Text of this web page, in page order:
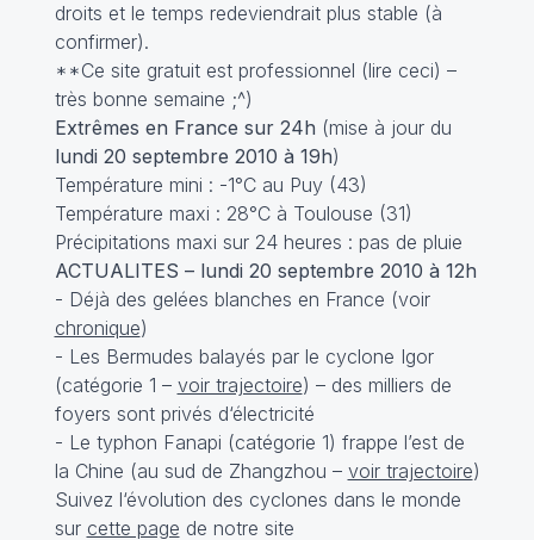
droits et le temps redeviendrait plus stable (à
confirmer).
**Ce site gratuit est professionnel (lire ceci) –
très bonne semaine ;^)
Extrêmes en France sur 24h (mise à jour du
lundi 20 septembre 2010 à 19h)
Température mini : -1°C au Puy (43)
Température maxi : 28°C à Toulouse (31)
Précipitations maxi sur 24 heures : pas de pluie
ACTUALITES – lundi 20 septembre 2010 à 12h
- Déjà des gelées blanches en France (voir
chronique)
- Les Bermudes balayés par le cyclone Igor
(catégorie 1 – voir trajectoire) – des milliers de
foyers sont privés d‘électricité
- Le typhon Fanapi (catégorie 1) frappe l’est de
la Chine (au sud de Zhangzhou – voir trajectoire)
Suivez l‘évolution des cyclones dans le monde
sur cette page de notre site